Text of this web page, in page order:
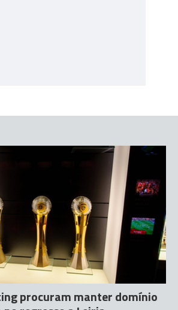
procuram manter domínio